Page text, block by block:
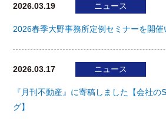
2026.03.19 ニュース
2026春季大野事務所定例セミナーを開催
2026.03.17 ニュース
『月刊不動産』に寄稿しました【会社の
グ】